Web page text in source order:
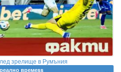
зрелище в Румъния
времеss